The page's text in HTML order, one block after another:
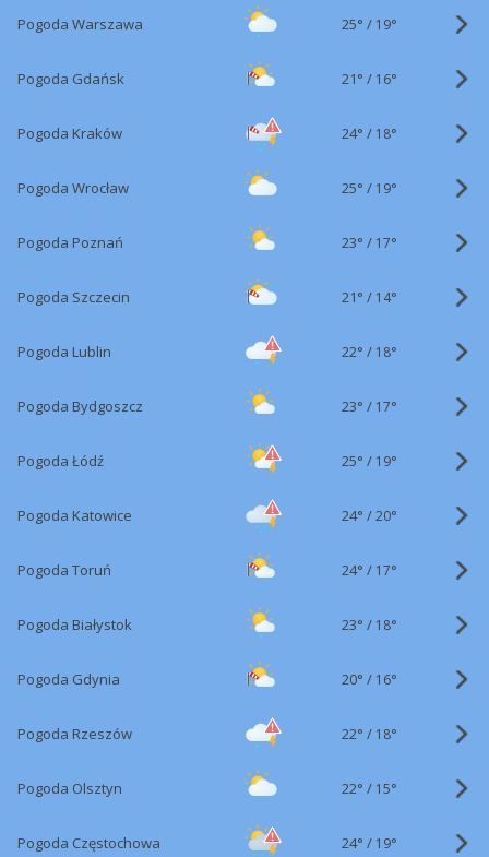
Pogoda Warszawa 25° / 19°
Pogoda Gdańsk 21° / 16°
Pogoda Kraków 24° / 18°
Pogoda Wrocław 25° / 19°
Pogoda Poznań 23° / 17°
Pogoda Szczecin 21° / 14°
Pogoda Lublin 22° / 18°
Pogoda Bydgoszcz 23° / 17°
Pogoda Łódź 25° / 19°
Pogoda Katowice 24° /20°
Pogoda Toruń 24° / 17°
Pogoda Białystok 23° / 18°
Pogoda Gdynia 20° / 16°
Pogoda Rzeszów 22° / 18°
Pogoda Olsztyn 22° / 15°
Pogoda Częstochowa 24° / 19°